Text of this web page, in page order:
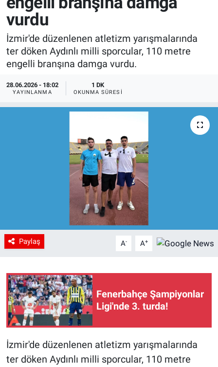
vurdu
İzmir'de düzenlenen atletizm yarışmalarında
ter döken Aydınlı milli sporcular, 110 metre
engelli branşına damga vurdu.
28.06.2026 - 18:02
YAYINLANMA
1 DK
OKUNMA SÜRESI
Paylaş A- A+
Fenerbahçe Şampiyonlar
Ligi'nde 3. turda!
İzmir'de düzenlenen atletizm yarışmalarında
ter döken Aydınlı milli sporcular, 110 metre